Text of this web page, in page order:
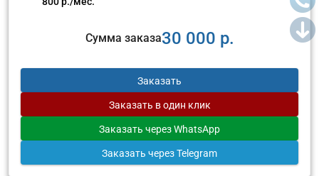
Сумма заказа30 000 р.
Заказать
Заказать в один клик
Заказать через WhatsApp
Заказать через Telegram